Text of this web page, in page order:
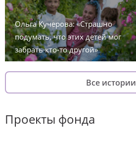
Ольга Кучерова: «Страшно
подумать, что этих детей мог
забрать кто-то другой»
Все истории
Проекты фонда